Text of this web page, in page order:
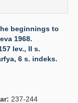
beginnings to
1968.
lev., II s.
6 s. indeks.
237-244